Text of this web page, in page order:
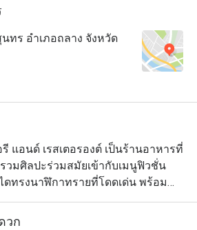
ทร อำเภอถลาง จังหวัด
แอนด์ เรสเตอรองต์ เป็นร้านอาหารที่
วมศิลปะร่วมสมัยเข้ากับเมนูฟิวชั่น
ดทรงนาฬิกาทรายที่โดดเด่น พร้อม
วิวสวน ให้บรรยากาศสงบเหมาะกับ
การมื้ออาหารผ่อนคลาย เมนูเน้น
วก